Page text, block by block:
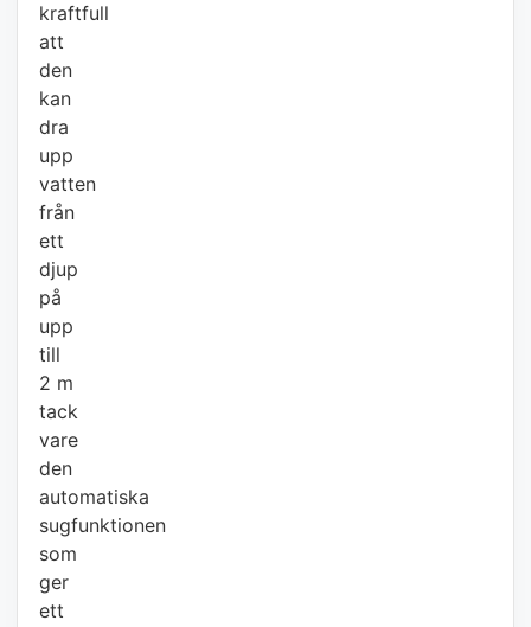
kraftfull
att
den
kan
dra
upp
vatten
från
ett
djup
på
upp
till
2 m
tack
vare
den
automatiska
sugfunktionen
som
ger
ett